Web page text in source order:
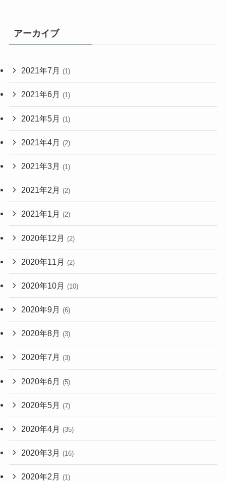
アーカイブ
2021年7月 (1)
2021年6月 (1)
2021年5月 (1)
2021年4月 (2)
2021年3月 (1)
2021年2月 (2)
2021年1月 (2)
2020年12月 (2)
2020年11月 (2)
2020年10月 (10)
2020年9月 (6)
2020年8月 (3)
2020年7月 (3)
2020年6月 (5)
2020年5月 (7)
2020年4月 (35)
2020年3月 (16)
2020年2月 (1)